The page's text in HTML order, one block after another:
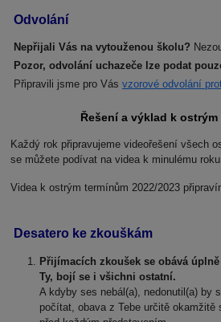
Odvolání
Nepřijali Vás na vytouženou školu?
Pozor, odvolání uchazeče lze podat
Připravili jsme pro Vás vzorové odvolání
Řešení a výklad k
Každý rok připravujeme videořešení všech
se můžete podívat na videa k minulému roku.
Videa k ostrým termínům 2022/2023
Desatero ke zkouškám
Přijímacích zkoušek se obává
Ty, bojí se i všichni ostatní.
A kdyby ses nebál(a), nedonutil(a) by
počítat, obava z Tebe určitě